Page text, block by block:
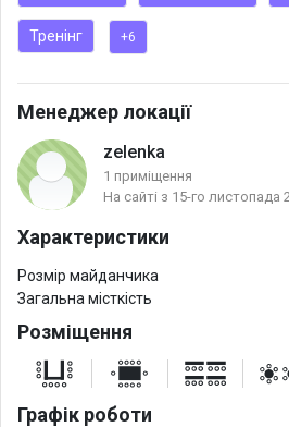
Тренінг +6
Менеджер локації
zelenka
1 приміщення
На сайті з 15-го листопада
Характеристики
Розмір майданчика
Загальна місткість
Розміщення
Графік роботи